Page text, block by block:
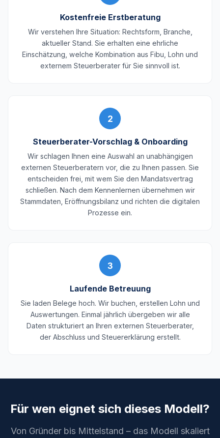
Kostenfreie Erstberatung
Wir verstehen Ihre Situation: Rechtsform, Branche,
aktueller Stand. Sie erhalten eine ehrliche
Einschätzung, welche Kombination aus Fibu, Lohn und
externem Steuerberater für Sie sinnvoll ist.
2
Steuerberater-Vorschlag & Onboarding
Wir schlagen Ihnen eine Auswahl an unabhängigen
externen Steuerberatern vor, die zu Ihnen passen. Sie
entscheiden frei, mit wem Sie den Mandatsvertrag
schließen. Nach dem Kennenlernen übernehmen wir
Stammdaten, Eröffnungsbilanz und richten die digitalen
Prozesse ein.
3
Laufende Betreuung
Sie laden Belege hoch. Wir buchen, erstellen Lohn und
Auswertungen. Einmal jährlich übergeben wir alle
Daten strukturiert an Ihren externen Steuerberater,
der Abschluss und Steuererklärung erstellt.
Für wen eignet sich dieses Modell?
Von Gründer bis Mittelstand – das Modell skaliert